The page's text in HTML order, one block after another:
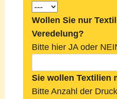
Wollen Sie nur
Veredelung?
Bitte hier JA oder
Sie wollen Textilien
Bitte Anzahl der